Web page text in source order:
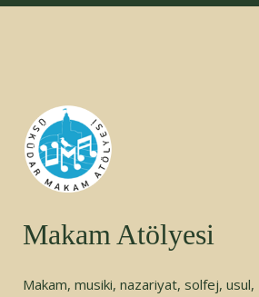
Makam Atölyesi
Makam, musiki, nazariyat, solfej, usul,